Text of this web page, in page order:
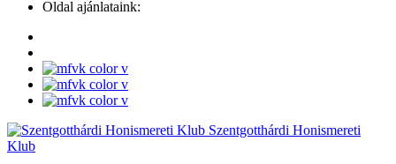
Oldal ajánlataink:
Szentgotthárdi Honismereti
Klub